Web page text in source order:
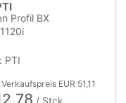
Profil BX
PTI
EUR 51,11